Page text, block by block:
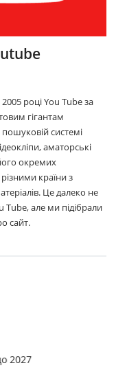
році You Tube за
гігантам
пошуковій системі
аматорські
окремих
країни з
Це далеко не
але ми підібрали
сайт.